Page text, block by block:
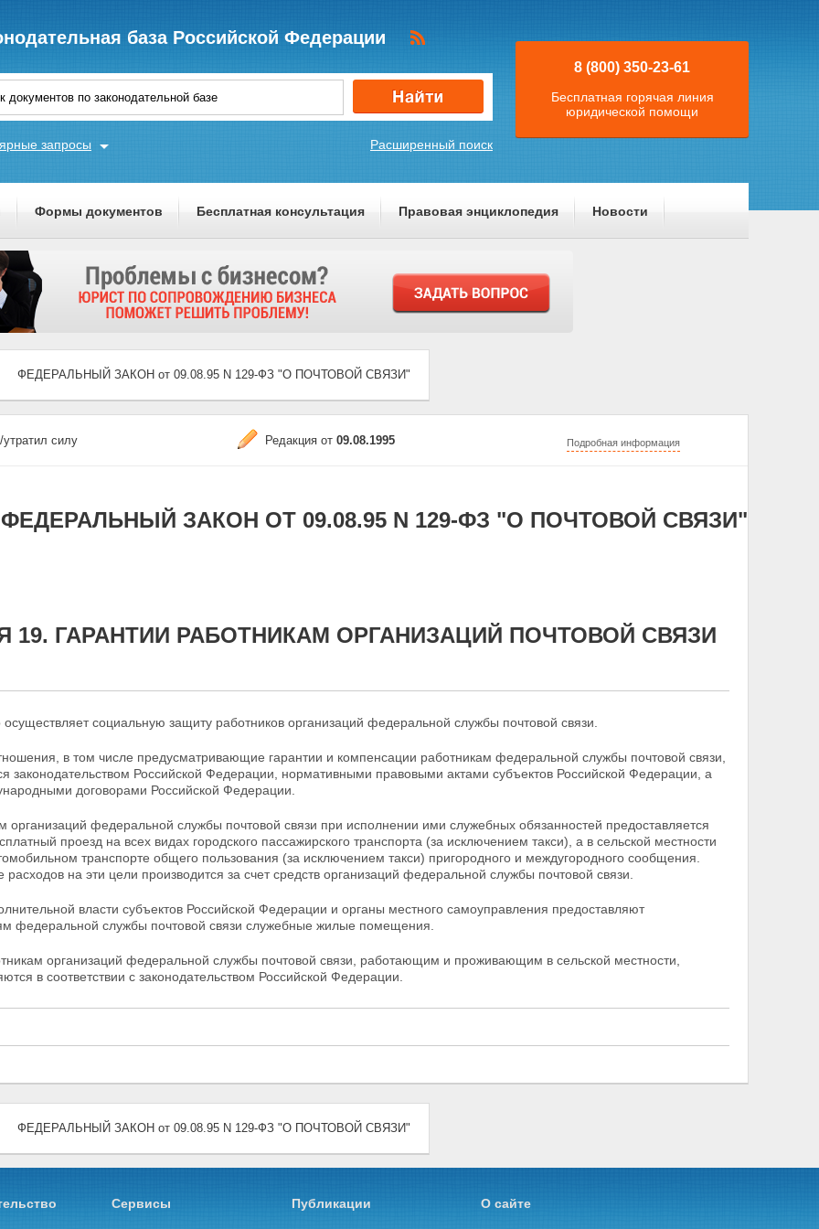
база Российской Федерации
Расширенный поиск
запросы
8 (800) 350-23-61
Бесплатная горячая линия
юридической помощи
Формы документов Бесплатная консультация Правовая энциклопедия Новости
ФЕДЕРАЛЬНЫЙ ЗАКОН от 09.08.95 N 129-ФЗ "О ПОЧТОВОЙ СВЯЗИ"
силу Редакция от 09.08.1995 Подробная информация
ФЕДЕРАЛЬНЫЙ ЗАКОН ОТ 09.08.95 N 129-ФЗ "О ПОЧТОВОЙ СВЯЗИ"
19. ГАРАНТИИ РАБОТНИКАМ ОРГАНИЗАЦИЙ ПОЧТОВОЙ СВЯЗИ
осуществляет социальную защиту работников организаций федеральной службы почтовой связи.
в том числе предусматривающие гарантии и компенсации работникам федеральной службы почтовой связи,
законодательством Российской Федерации, нормативными правовыми актами субъектов Российской Федерации, а
договорами Российской Федерации.
организаций федеральной службы почтовой связи при исполнении ими служебных обязанностей предоставляется
проезд на всех видах городского пассажирского транспорта (за исключением такси), а в сельской местности
транспорте общего пользования (за исключением такси) пригородного и междугородного сообщения.
на эти цели производится за счет средств организаций федеральной службы почтовой связи.
власти субъектов Российской Федерации и органы местного самоуправления предоставляют
федеральной службы почтовой связи служебные жилые помещения.
организаций федеральной службы почтовой связи, работающим и проживающим в сельской местности,
в соответствии с законодательством Российской Федерации.
ФЕДЕРАЛЬНЫЙ ЗАКОН от 09.08.95 N 129-ФЗ "О ПОЧТОВОЙ СВЯЗИ"
Сервисы Публикации О сайте